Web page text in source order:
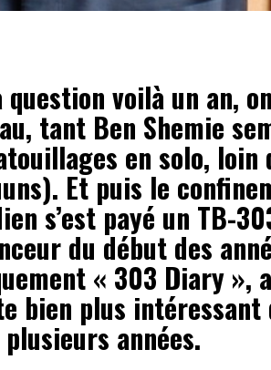
voilà un an,
tant Ben Shemie
en solo, loin
Et puis le
s’est payé un TB-
du début des
« 303 Diary »,
bien plus intéressant
années.